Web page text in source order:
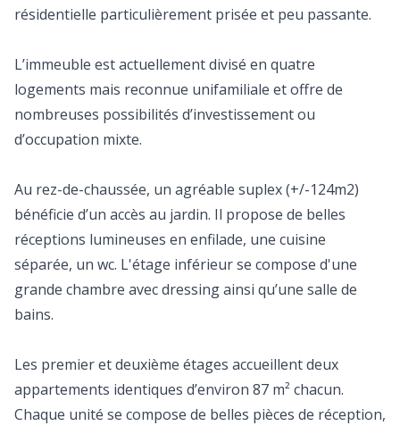
résidentielle particulièrement prisée et peu passante.
L’immeuble est actuellement divisé en quatre
logements mais reconnue unifamiliale et offre de
nombreuses possibilités d’investissement ou
d’occupation mixte.
Au rez-de-chaussée, un agréable suplex (+/-124m2)
bénéficie d’un accès au jardin. Il propose de belles
réceptions lumineuses en enfilade, une cuisine
séparée, un wc. L'étage inférieur se compose d'une
grande chambre avec dressing ainsi qu’une salle de
bains.
Les premier et deuxième étages accueillent deux
appartements identiques d’environ 87 m² chacun.
Chaque unité se compose de belles pièces de réception,